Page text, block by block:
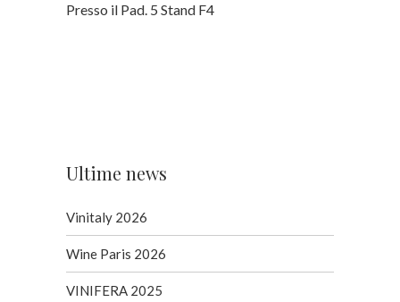
Presso il Pad. 5 Stand F4
Ultime news
Vinitaly 2026
Wine Paris 2026
VINIFERA 2025